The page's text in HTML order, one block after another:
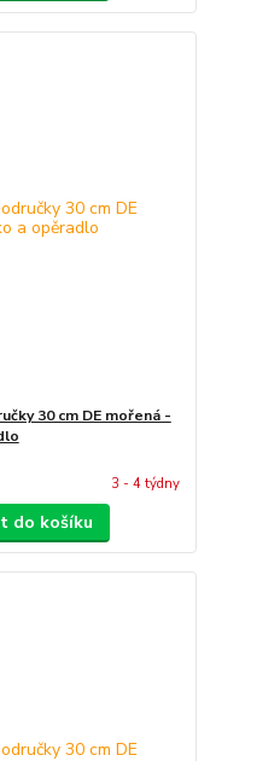
30 cm DE mořená -
3 - 4 týdny
do košíku